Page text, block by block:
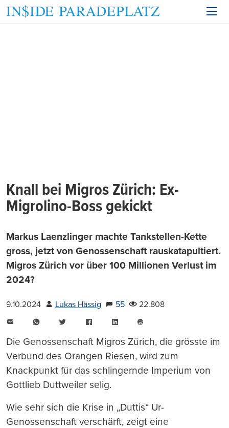
Knall bei Migros Zürich: Ex-
Migrolino-Boss gekickt
Markus Laenzlinger machte Tankstellen-Kette
gross, jetzt von Genossenschaft rauskatapultiert.
Migros Zürich vor über 100 Millionen Verlust im
2024?
9.10.2024 Lukas Hässig 55
22.808
WhatsAppTwitter FacebookLinkedIn
drucken
Die Genossenschaft Migros Zürich, die grösste im
Verbund des Orangen Riesen, wird zum
Knackpunkt für das schlingernde Imperium von
Gottlieb Duttweiler selig.
Wie sehr sich die Krise in „Duttis“ Ur-
Genossenschaft verschärft, zeigt eine